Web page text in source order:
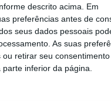
descrito acima. Em
preferências antes de
seus dados pessoais
As suas
retirar seu consentimento
inferior da página.